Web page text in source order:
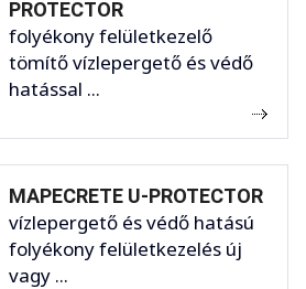
PROTECTOR
folyékony felületkezelő
tömítő vízlepergető és védő
hatással ...
MAPECRETE U-PROTECTOR
vízlepergető és védő hatású
folyékony felületkezelés új
vagy ...